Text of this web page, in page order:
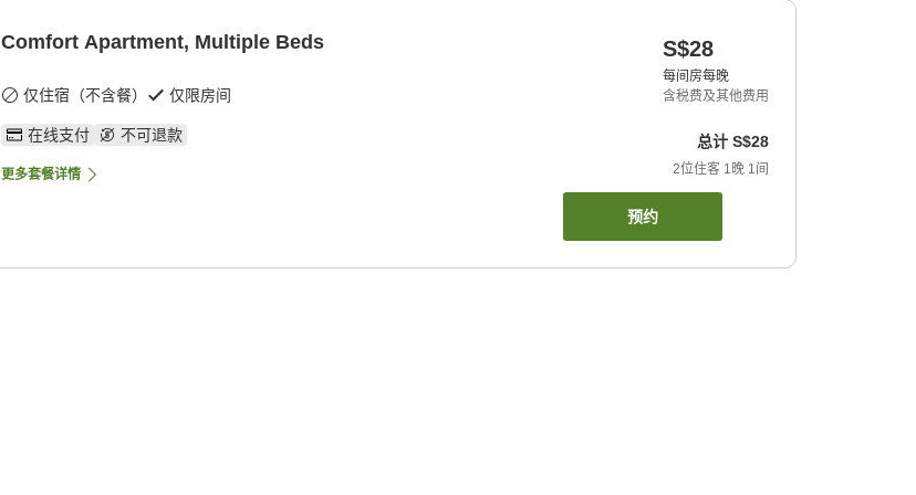
Comfort Apartment, Multiple Beds
仅住宿（不含餐） 仅限房间
在线支付 不可退款
更多套餐详情
S$28
每间房每晚
含税费及其他费用
总计 S$28
2位住客 1晚 1间
预约